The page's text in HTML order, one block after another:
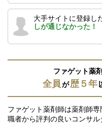
大手サイトに登録し
しが通じなかった！
ファゲット薬
全員が歴５年
ファゲット薬剤師は薬剤師
職者から評判の良いコンサル